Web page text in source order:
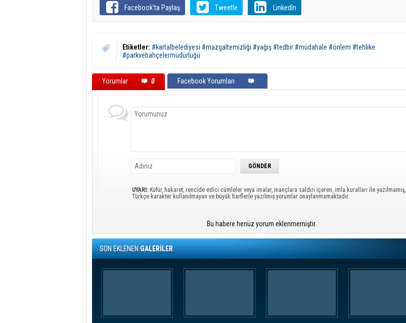
Facebook'ta Paylaş Tweetle LinkedIn
Etiketler: #kartalbelediyesi #mazgaltemizliği #yağış #tedbir #müdahale #önlem #tehlike
#parkvebahçelermüdürlüğü
Yorumlar 0 Facebook Yorumları
UYARI: Küfür, hakaret, rencide edici cümleler veya imalar, inançlara saldırı içeren, imla kuralları ile yazılmamış,
Türkçe karakter kullanılmayan ve büyük harflerle yazılmış yorumlar onaylanmamaktadır.
Bu habere henüz yorum eklenmemiştir.
SON EKLENENGALERİLER